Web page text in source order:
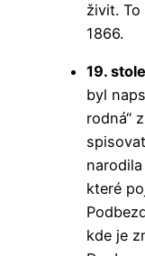
živit.
1866.
19.
byl
rodná“
které
kde je